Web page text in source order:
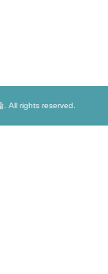
. All rights reserved.